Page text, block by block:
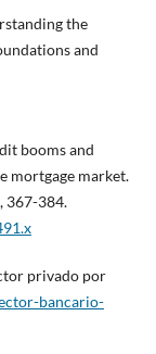
the
and
booms and
mortgage market.
367-384.
privado por
bancario-